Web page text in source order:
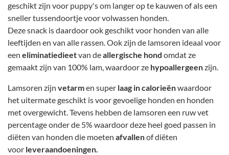
geschikt zijn voor puppy's om langer op te kauwen of als een
sneller tussendoortje voor volwassen honden.
Deze snack is daardoor ook geschikt voor honden van alle
leeftijden en van alle rassen. Ook zijn de lamsoren ideaal voor
een eliminatiedieetvan deallergische hond omdat ze
gemaakt zijn van 100% lam, waardoor ze hypoallergeenzijn.
Lamsoren zijn vetarmen super laag in calorieënwaardoor
het uitermate geschikt is voor gevoelige honden en honden
met overgewicht. Tevens hebben de lamsoren een ruw vet
percentage onder de 5% waardoor deze heel goed passen in
diëten van honden die moeten afvallenof diëten
voor leveraandoeningen.